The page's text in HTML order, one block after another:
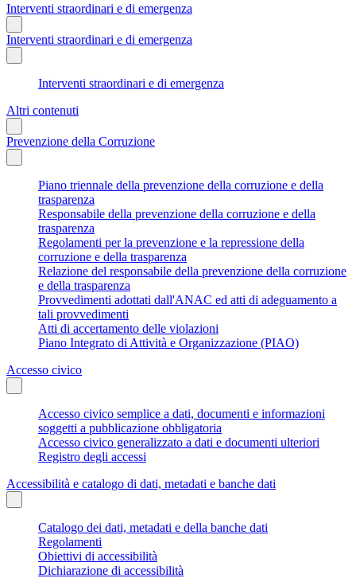
Interventi straordinari e di emergenza
Interventi straordinari e di emergenza
Interventi straordinari e di emergenza
Altri contenuti
Prevenzione della Corruzione
Piano triennale della prevenzione della corruzione e della
trasparenza
Responsabile della prevenzione della corruzione e della
trasparenza
Regolamenti per la prevenzione e la repressione della
corruzione e della trasparenza
Relazione del responsabile della prevenzione della corruzione
e della trasparenza
Provvedimenti adottati dall'ANAC ed atti di adeguamento a
tali provvedimenti
Atti di accertamento delle violazioni
Piano Integrato di Attività e Organizzazione (PIAO)
Accesso civico
Accesso civico semplice a dati, documenti e informazioni
soggetti a pubblicazione obbligatoria
Accesso civico generalizzato a dati e documenti ulteriori
Registro degli accessi
Accessibilità e catalogo di dati, metadati e banche dati
Catalogo dei dati, metadati e della banche dati
Regolamenti
Obiettivi di accessibilità
Dichiarazione di accessibilità